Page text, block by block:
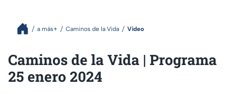
a más+ Caminos de la Vida Video
Caminos de la Vida | Programa
25 enero 2024